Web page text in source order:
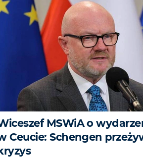
MSWiA o
Ceucie: Schengen